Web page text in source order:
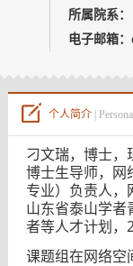
所属院系：
电子邮箱：
个人简介|
刁文瑞，博士，
博士生导师，网
专业）负责人，
山东省泰山学者
者等人才计划，
课题组在网络空